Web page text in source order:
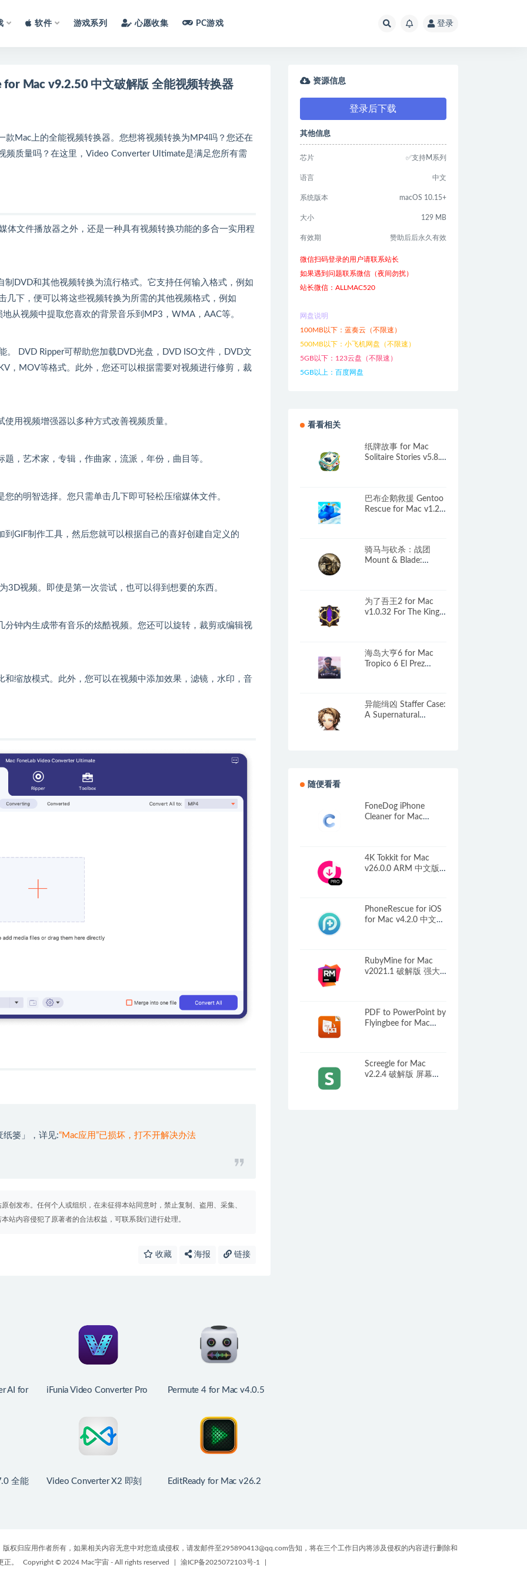
软件 游戏系列 心愿收集 PC游戏 登录
FoneLab Video Converter Ultimate for Mac v9.2.50 中文破解版 全能视频转换器
款Mac上的全能视频转换器。您想将视频转换为MP4吗？您还在
频质量吗？在这里，Video Converter Ultimate是满足您所有需
体文件播放器之外，还是一种具有视频转换功能的多合一实用程
DVD和其他视频转换为流行格式。它支持任何输入格式，例如
几下，便可以将这些视频转换为所需的其他视频格式，例如
从视频中提取您喜欢的背景音乐到MP3，WMA，AAC等。
。 DVD Ripper可帮助您加载DVD光盘，DVD ISO文件，DVD文
，MOV等格式。此外，您还可以根据需要对视频进行修剪，裁
用视频增强器以多种方式改善视频质量。
，艺术家，专辑，作曲家，流派，年份，曲目等。
的明智选择。您只需单击几下即可轻松压缩媒体文件。
GIF制作工具，然后您就可以根据自己的喜好创建自定义的
3D视频。即使是第一次尝试，也可以得到想要的东西。
钟内生成带有音乐的炫酷视频。您还可以旋转，裁剪或编辑视
缩放模式。此外，您可以在视频中添加效果，滤镜，水印，音
纸篓」，详见:“Mac应用”已损坏，打不开解决办法
创发布。任何个人或组织，在未征得本站同意时，禁止复制、盗用、采集、
站内容侵犯了原著者的合法权益，可联系我们进行处理。
收藏 海报 链接
AI for
iFunia Video Converter Pro
Permute 4 for Mac v4.0.5
全能
Video Converter X2 即刻
EditReady for Mac v26.2
资源信息
登录后下载
其他信息
芯片 ✅支持M系列
语言 中文
系统版本 macOS 10.15+
大小 129 MB
有效期 赞助后后永久有效
微信扫码登录的用户请联系站长
如果遇到问题联系微信（夜间勿扰）
站长微信：ALLMAC520
网盘说明
100MB以下：蓝奏云（不限速）
500MB以下：小飞机网盘（不限速）
5GB以下：123云盘（不限速）
5GB以上：百度网盘
看看相关
纸牌故事 for Mac
Solitaire Stories v5.8.1
巴布企鹅救援 Gentoo
Rescue for Mac v1.2
骑马与砍杀：战团
Mount & Blade:
为了吾王2 for Mac
v1.0.32 For The King II
海岛大亨6 for Mac
Tropico 6 El Prez
异能缉凶 Staffer Case:
A Supernatural
随便看看
FoneDog iPhone
Cleaner for Mac
4K Tokkit for Mac
v26.0.0 ARM 中文版
PhoneRescue for iOS
for Mac v4.2.0 中文破
RubyMine for Mac
v2021.1 破解版 强大
PDF to PowerPoint by
Flyingbee for Mac
Screegle for Mac
v2.2.4 破解版 屏幕共
权归应用作者所有，如果相关内容无意中对您造成侵权，请发邮件至295890413@qq.com告知，将在三个工作日内将涉及侵权的内容进行删除和
正。
Copyright © 2024 Mac宇宙 - All rights reserved 渝ICP备2025072103号-1